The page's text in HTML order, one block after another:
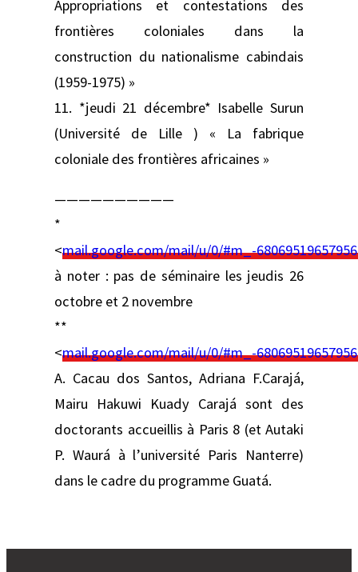
Appropriations et contestations des
frontières coloniales dans la
construction du nationalisme cabindais
(1959-1975) »
11. *jeudi 21 décembre* Isabelle Surun
(Université de Lille ) « La fabrique
coloniale des frontières africaines »
——————————
*
<mail.google.com/mail/u/0/#m_-
à noter : pas de séminaire les jeudis 26
octobre et 2 novembre
**
<mail.google.com/mail/u/0/#m_-
A. Cacau dos Santos, Adriana F.Carajá,
Mairu Hakuwi Kuady Carajá sont des
doctorants accueillis à Paris 8 (et Autaki
P. Waurá à l’université Paris Nanterre)
dans le cadre du programme Guatá.